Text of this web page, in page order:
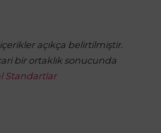
açıkça belirtilmiştir.
bir ortaklık sonucunda
Standartlar